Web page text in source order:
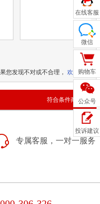
您发现不对或不合理， 欢迎纠错
符合条件商品：0
专属客服，一对一服务
在线客服
微信
购物车
公众号
投诉建议